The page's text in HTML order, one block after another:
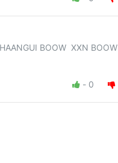
BOOW XXN BOOW
- 0